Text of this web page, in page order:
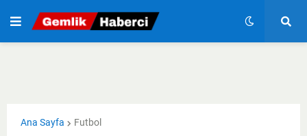
Ana Sayfa Futbol